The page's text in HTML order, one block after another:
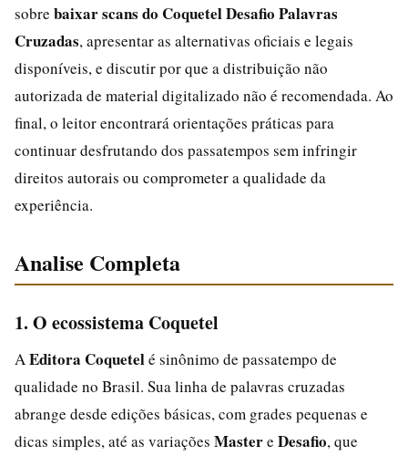
sobre baixar scans do Coquetel Desafio Palavras
Cruzadas, apresentar as alternativas oficiais e legais
disponíveis, e discutir por que a distribuição não
autorizada de material digitalizado não é recomendada. Ao
final, o leitor encontrará orientações práticas para
continuar desfrutando dos passatempos sem infringir
direitos autorais ou comprometer a qualidade da
experiência.
Analise Completa
1. O ecossistema Coquetel
A Editora Coquetelé sinônimo de passatempo de
qualidade no Brasil. Sua linha de palavras cruzadas
abrange desde edições básicas, com grades pequenas e
dicas simples, até as variações Mastere Desafio, que